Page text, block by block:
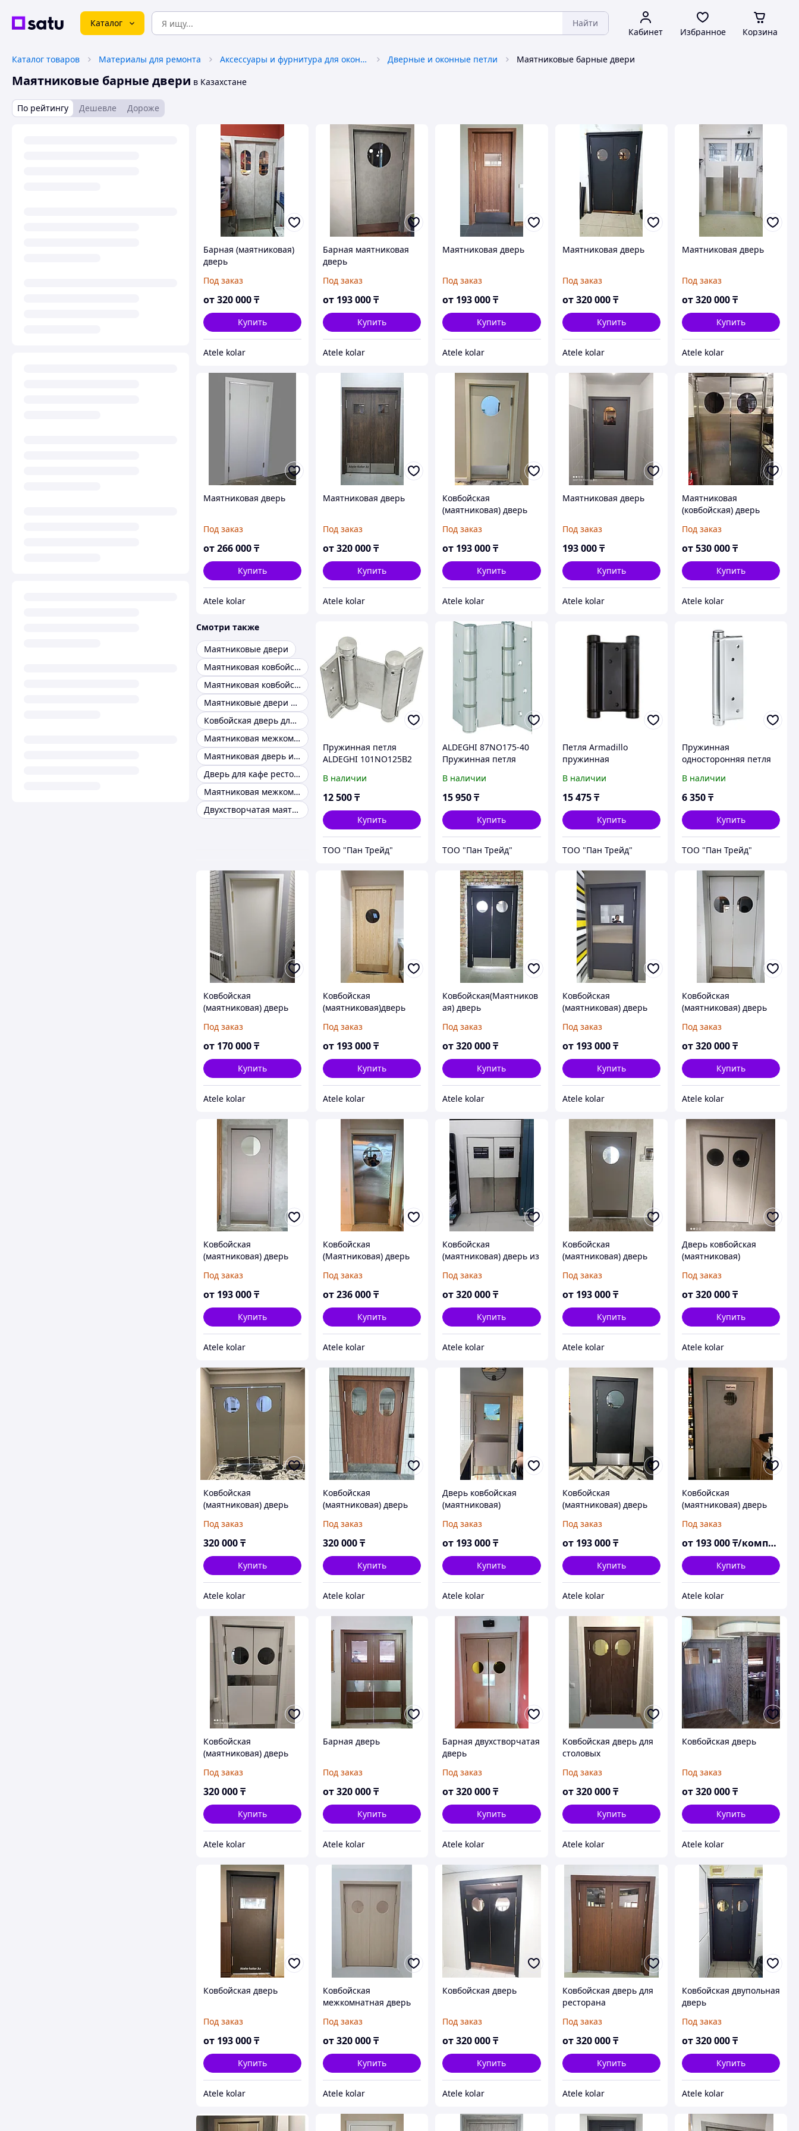
Каталог Найти
Кабинет Избранное Корзина
Каталог товаров Материалы для ремонта Аксессуары и фурнитура для окон и дверей Дверные и оконные петли Маятниковые барные двери
Маятниковые барные двери в Казахстане
По рейтингу Дешевле Дороже
Барная (маятниковая)
дверь
Под заказ
от320 000₸
Купить
Atele kolar
Барная маятниковая
дверь
Под заказ
от 193 000₸
Купить
Atele kolar
Маятниковая дверь
Под заказ
от 193 000₸
Купить
Atele kolar
Маятниковая дверь
Под заказ
от 320 000 ₸
Купить
Atele kolar
Маятниковая дверь
Под заказ
от320 000₸
Купить
Atele kolar
Маятниковая дверь
Под заказ
от266 000₸
Купить
Atele kolar
Маятниковая дверь
Под заказ
от320 000₸
Купить
Atele kolar
Ковбойская
(маятниковая) дверь
Под заказ
от 193 000₸
Купить
Atele kolar
Маятниковая дверь
Под заказ
193 000 ₸
Купить
Atele kolar
Маятниковая
(ковбойская) дверь
Под заказ
от530 000₸
Купить
Atele kolar
Смотри также
Маятниковые двери
Маятниковая ковбойская дверь
Маятниковая ковбойская межкомнатная дверь
Маятниковые двери остекленные
Ковбойская дверь для ресторанов
Маятниковая межкомнатная дверь для кафе
Маятниковая дверь из мдф
Дверь для кафе ресторанов пиццерий
Маятниковая межкомнатная дверь двухстворчатая
Двухстворчатая маятниковая дверь
Пружинная петля
ALDEGHI 101NO125B2
В наличии
12 500₸
Купить
ТОО "Пан Трейд"
ALDEGHI 87NO175-40
Пружинная петля
В наличии
15 950₸
Купить
ТОО "Пан Трейд"
Петля Armadillo
пружинная
Aldeghi ALH.100.4
В наличии
15 475 ₸
Купить
ТОО "Пан Трейд"
Пружинная
односторонняя петля
и правых) дверей
NOTEDO SAH-153
В наличии
6 350₸
Купить
ТОО "Пан Трейд"
Ковбойская
(маятниковая) дверь
Под заказ
от 170 000₸
Купить
Atele kolar
Ковбойская
(маятниковая)дверь
Под заказ
от 193 000₸
Купить
Atele kolar
Ковбойская(Маятников
ая) дверь
Под заказ
от320 000₸
Купить
Atele kolar
Ковбойская
(маятниковая) дверь
Под заказ
от 193 000 ₸
Купить
Atele kolar
Ковбойская
(маятниковая) дверь
Под заказ
от320 000₸
Купить
Atele kolar
Ковбойская
(маятниковая) дверь
Под заказ
от 193 000₸
Купить
Atele kolar
Ковбойская
(Маятниковая) дверь
Под заказ
от236 000₸
Купить
Atele kolar
Ковбойская
(маятниковая) дверь из
Под заказ
от320 000₸
Купить
Atele kolar
Ковбойская
(маятниковая) дверь
Под заказ
от 193 000 ₸
Купить
Atele kolar
Дверь ковбойская
(маятниковая)
Под заказ
от320 000₸
Купить
Atele kolar
Ковбойская
(маятниковая) дверь
Под заказ
320 000₸
Купить
Atele kolar
Ковбойская
(маятниковая) дверь
Под заказ
320 000₸
Купить
Atele kolar
Дверь ковбойская
(маятниковая)
Под заказ
от 193 000₸
Купить
Atele kolar
Ковбойская
(маятниковая) дверь
Под заказ
от 193 000 ₸
Купить
Atele kolar
Ковбойская
(маятниковая) дверь
Под заказ
от 193 000₸/комплект
Купить
Atele kolar
Ковбойская
(маятниковая) дверь
Под заказ
320 000₸
Купить
Atele kolar
Барная дверь
Под заказ
от320 000₸
Купить
Atele kolar
Барная двухстворчатая
дверь
Под заказ
от320 000₸
Купить
Atele kolar
Ковбойская дверь для
столовых
Под заказ
от 320 000 ₸
Купить
Atele kolar
Ковбойская дверь
Под заказ
от320 000₸
Купить
Atele kolar
Ковбойская дверь
Под заказ
от 193 000₸
Купить
Atele kolar
Ковбойская
межкомнатная дверь
Под заказ
от320 000₸
Купить
Atele kolar
Ковбойская дверь
Под заказ
от320 000₸
Купить
Atele kolar
Ковбойская дверь для
ресторана
Под заказ
от 320 000 ₸
Купить
Atele kolar
Ковбойская двупольная
дверь
Под заказ
от320 000₸
Купить
Atele kolar